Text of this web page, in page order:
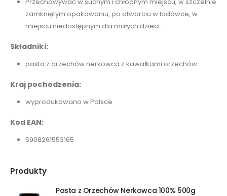
zamkniętym opakowaniu, po otwarciu w lodówce, w
miejscu niedostępnym dla małych dzieci.
Składniki:
pasta z orzechów nerkowca z kawałkami orzechów
Kraj pochodzenia:
wyprodukowano w Polsce
Kod EAN:
5908261553165
Produkty
Pasta z Orzechów Nerkowca 100% 500g